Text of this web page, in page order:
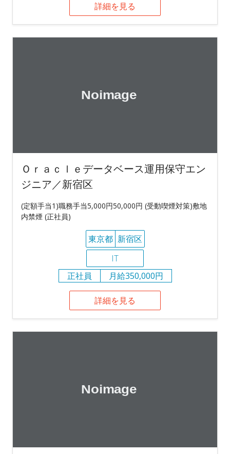
詳細を見る
Ｏｒａｃｌｅデータベース運用保守エン
ジニア／新宿区
(定額手当1)職務手当5,000円50,000円 (受動喫煙対策)敷地
内禁煙 (正社員)
東京都 新宿区
IT
正社員
月給350,000円
詳細を見る